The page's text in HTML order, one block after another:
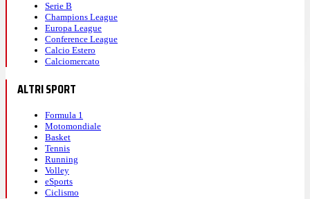
Serie B
Champions League
Europa League
Conference League
Calcio Estero
Calciomercato
ALTRI SPORT
Formula 1
Motomondiale
Basket
Tennis
Running
Volley
eSports
Ciclismo